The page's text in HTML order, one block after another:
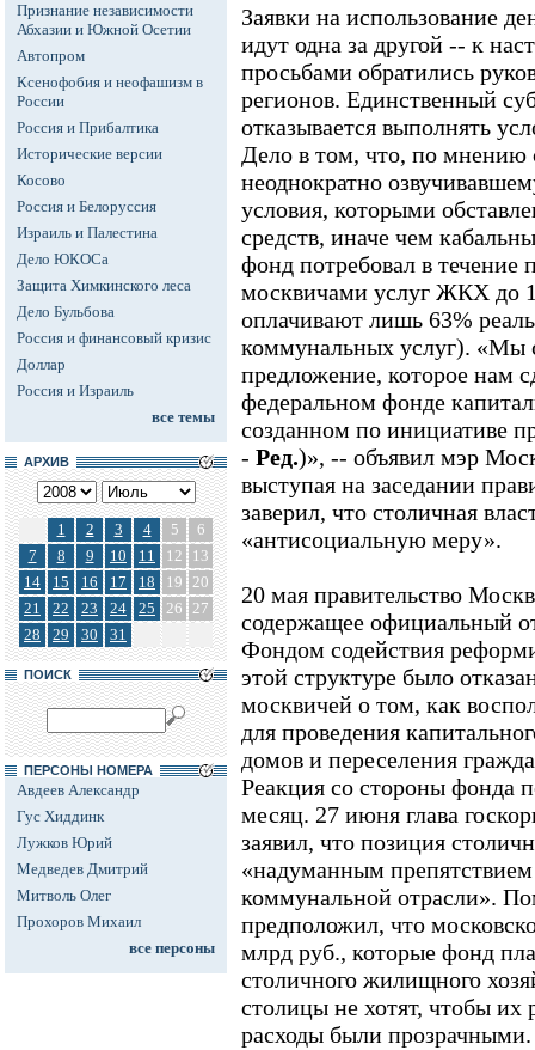
Признание независимости
Абхазии и Южной Осетии
Автопром
Ксенофобия и неофашизм в
России
Россия и Прибалтика
Исторические версии
Косово
Россия и Белоруссия
Израиль и Палестина
Дело ЮКОСа
Защита Химкинского леса
Дело Бульбова
Россия и финансовый кризис
Доллар
Россия и Израиль
все темы
АРХИВ
1 2 3 4 5
6
7
8 9 10 11 12
13
14
15 16 17 18 19 20
21
22 23 24 25 26 27
28
29 30 31
ПОИСК
ПЕРСОНЫ НОМЕРА
Авдеев Александр
Гус Хиддинк
Лужков Юрий
Медведев Дмитрий
Митволь Олег
Прохоров Михаил
все персоны
Заявки на использование
идут одна за другой -- к
просьбами обратились
регионов. Единственный
отказывается выполнять
Дело в том, что, по мнению
неоднократно
условия, которыми
средств, иначе чем
фонд потребовал в течение
москвичами услуг ЖКХ до
оплачивают лишь 63%
коммунальных услуг). «Мы
предложение, которое нам
федеральном фонде
созданном по инициативе
- Ред.)», -- объявил мэр
выступая на заседании
заверил, что столичная
«антисоциальную меру».
20 мая правительство
содержащее официальный
Фондом содействия
этой структуре было
москвичей о том, как
для проведения
домов и переселения
Реакция со стороны фонда
месяц. 27 июня глава
заявил, что позиция
«надуманным
коммунальной отрасли».
предположил, что
млрд руб., которые фонд
столичного жилищного
столицы не хотят, чтобы
расходы были прозрачными.